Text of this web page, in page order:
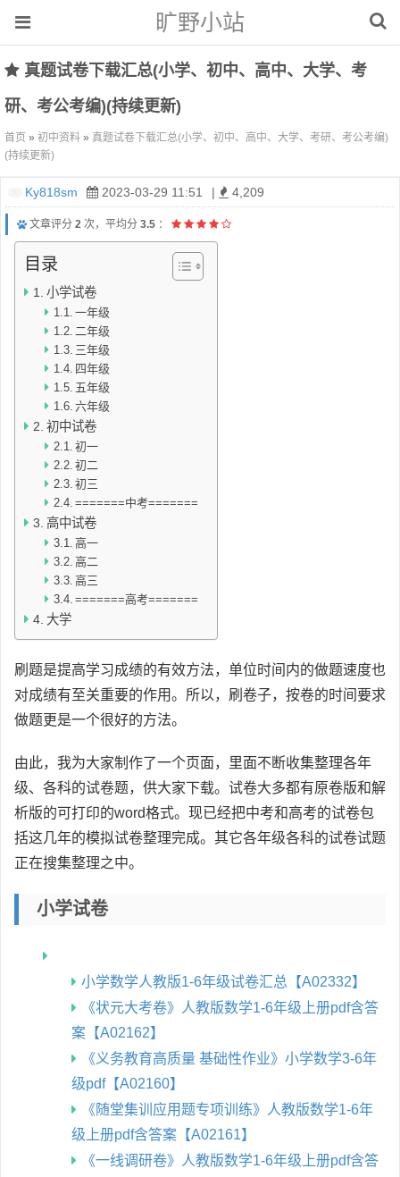
旷野小站
真题试卷下载汇总(小学、初中、高中、大学、考
研、考公考编)(持续更新)
首页 » 初中资料 » 真题试卷下载汇总(小学、初中、高中、大学、考研、考公考编)
(持续更新)
Ky818sm 2023-03-29 11:51 | 4,209
文章评分 2 次，平均分 3.5 ：
目录
小学试卷
一年级
二年级
三年级
四年级
五年级
六年级
初中试卷
初一
初二
初三
=======中考=======
高中试卷
高一
高二
高三
=======高考=======
大学
刷题是提高学习成绩的有效方法，单位时间内的做题速度也
对成绩有至关重要的作用。所以，刷卷子，按卷的时间要求
做题更是一个很好的方法。
由此，我为大家制作了一个页面，里面不断收集整理各年
级、各科的试卷题，供大家下载。试卷大多都有原卷版和解
析版的可打印的word格式。现已经把中考和高考的试卷包
括这几年的模拟试卷整理完成。其它各年级各科的试卷试题
正在搜集整理之中。
小学试卷
小学数学人教版1-6年级试卷汇总【A02332】
《状元大考卷》人教版数学1-6年级上册pdf含答
案【A02162】
《义务教育高质量 基础性作业》小学数学3-6年
级pdf【A02160】
《随堂集训应用题专项训练》人教版数学1-6年
级上册pdf含答案【A02161】
《一线调研卷》人教版数学1-6年级上册pdf含答